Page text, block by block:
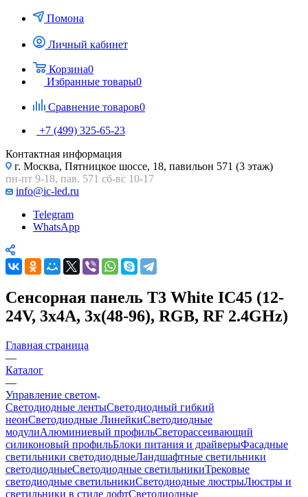
Помона
Личный кабинет
Корзина0
Избранные товары0
Сравнение товаров0
+7 (499) 325-65-23
Контактная информация
г. Москва, Пятницкое шоссе, 18, павильон 571 (3 этаж)
пн-пт 9-18, пав. 571 сб-вс 10-17
info@ic-led.ru
Telegram
WhatsApp
Сенсорная панель T3 White IC45 (12-
24V, 3x4A, 3x(48-96), RGB, RF 2.4GHz)
Главная страница
—
Каталог
—
Управление светом
Светодиодные лентыСветодиодный гибкий
неонСветодиодные ЛинейкиСветодиодные
модулиАлюминиевый профильСветорассеивающий
силиконовый профильБлоки питания и драйверыФасадные
светильники светодиодныеЛандшафтные светильники
светодиодныеСветодиодные светильникиТрековые
светодиодные светильникиСветодиодные люстрыЛюстры и
светильники в стиле лофтСветодиодные